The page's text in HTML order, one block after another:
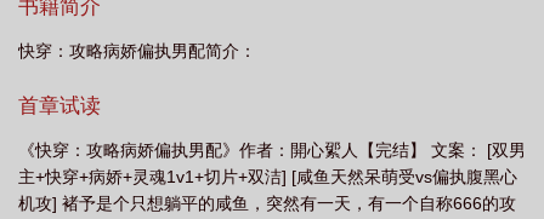
略病娇
书籍简介
快穿：攻略病娇偏执男配简介：
首章试读
《快穿：攻略病娇偏执男配》作者：開心綤人【完结】 文案： [双男
主+快穿+病娇+灵魂1v1+切片+双洁] [咸鱼天然呆萌受vs偏执腹黑心
机攻] 褚予是个只想躺平的咸鱼，突然有一天，有一个自称666的攻